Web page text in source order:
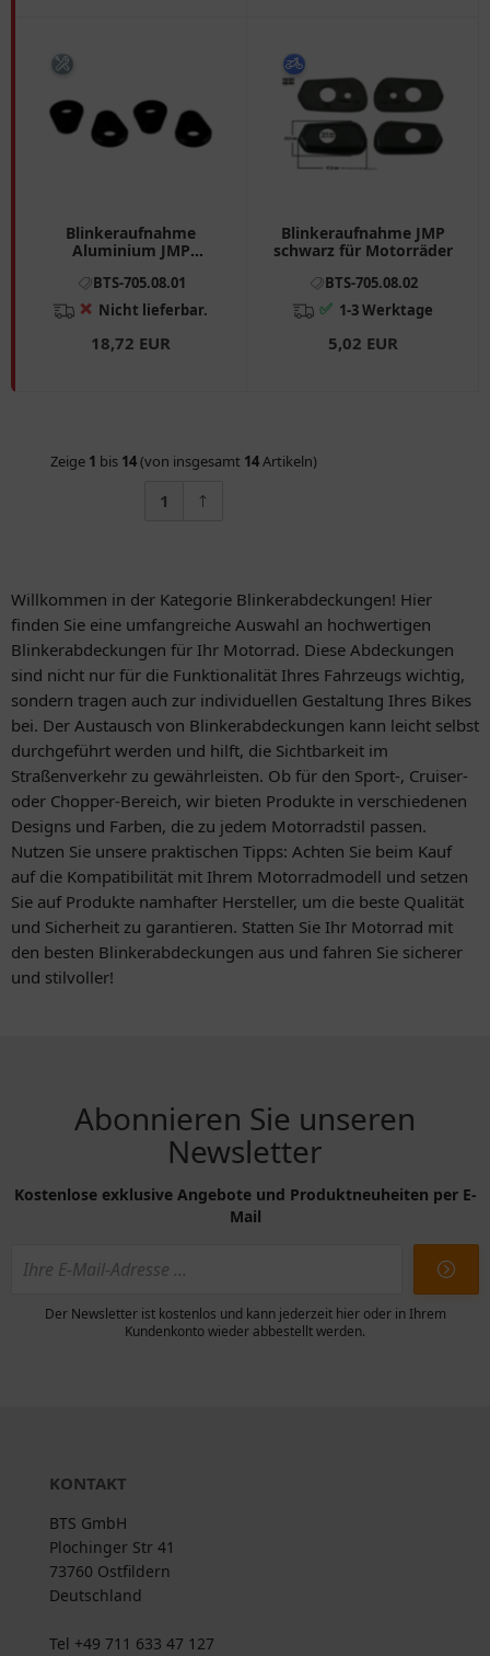
Blinkeraufnahme
Aluminium JMP
BTS-705.08.01
❌ Nicht lieferbar.
18,72 EUR
Blinkeraufnahme JMP
schwarz für Motorräder
BTS-705.08.02
✅ 1-3 Werktage
5,02 EUR
Zeige 1 bis 14(von insgesamt 14Artikeln)
1
Willkommen in der Kategorie Blinkerabdeckungen! Hier
finden Sie eine umfangreiche Auswahl an hochwertigen
Blinkerabdeckungen für Ihr Motorrad. Diese Abdeckungen
sind nicht nur für die Funktionalität Ihres Fahrzeugs wichtig,
sondern tragen auch zur individuellen Gestaltung Ihres Bikes
bei. Der Austausch von Blinkerabdeckungen kann leicht selbst
durchgeführt werden und hilft, die Sichtbarkeit im
Straßenverkehr zu gewährleisten. Ob für den Sport-, Cruiser-
oder Chopper-Bereich, wir bieten Produkte in verschiedenen
Designs und Farben, die zu jedem Motorradstil passen.
Nutzen Sie unsere praktischen Tipps: Achten Sie beim Kauf
auf die Kompatibilität mit Ihrem Motorradmodell und setzen
Sie auf Produkte namhafter Hersteller, um die beste Qualität
und Sicherheit zu garantieren. Statten Sie Ihr Motorrad mit
den besten Blinkerabdeckungen aus und fahren Sie sicherer
und stilvoller!
Abonnieren Sie unseren
Newsletter
Kostenlose exklusive Angebote und Produktneuheiten per E-
Mail
Der Newsletter ist kostenlos und kann jederzeit hier oder in Ihrem
Kundenkonto wieder abbestellt werden.
KONTAKT
BTS GmbH
Plochinger Str 41
73760 Ostfildern
Deutschland
Tel +49 711 633 47 127